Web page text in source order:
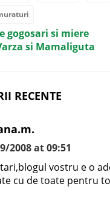
gogosari si miere
si Mamaliguta
RECENTE
2008 at 09:51
vostru e o
cu de toate pentru